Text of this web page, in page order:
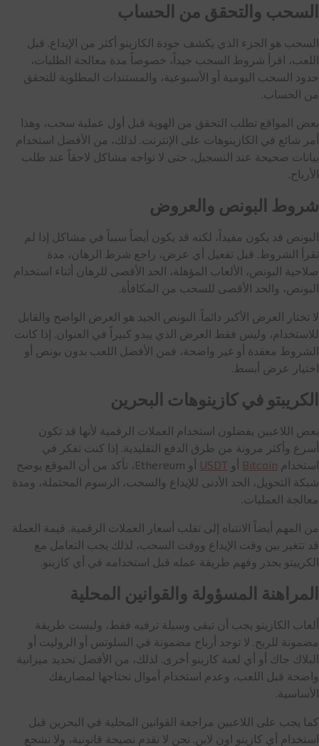
السحب والتحقق من الحساب
السحب هو الجزء الذي يكشف جودة الكازينو أكثر من الإيداع. قبل
اللعب، اقرأ شروط السحب جيداً، خصوصاً مدة معالجة الطلبات،
حدود السحب اليومية أو الأسبوعية، والمستندات المطلوبة للتحقق
من الحساب.
بعض المواقع تطلب التحقق من الهوية قبل أول عملية سحب، وهذا
أمر شائع في الكازينوهات على الإنترنت. لذلك، من الأفضل استخدام
بيانات صحيحة عند التسجيل، حتى لا تواجه مشاكل لاحقاً عند طلب
الأرباح.
شروط البونص والعروض
البونص قد يكون مفيداً، لكنه قد يكون أيضاً سبباً في مشاكل إذا لم
تقرأ الشروط. قبل تفعيل أي عرض، راجع شرط الرهان، مدة
صلاحية البونص، الألعاب المؤهلة، الحد الأقصى للرهان أثناء استخدام
البونص، والحد الأقصى للسحب من المكافأة.
لا تختار العرض الأكبر دائماً. البونص الجيد هو العرض الواضح والقابل
للاستخدام، وليس فقط العرض الذي يبدو كبيراً في العنوان. إذا كانت
الشروط معقدة أو غير واضحة، فمن الأفضل اللعب بدون بونص أو
اختيار عرض أبسط.
الكريبتو في كازينوهات البحرين
بعض اللاعبين يفضلون استخدام العملات الرقمية لأنها قد تكون
أسرع وأكثر مرونة من طرق الدفع التقليدية. إذا كنت تفكر في
استخدام Bitcoin أو USDT
أو Ethereum، تأكد من أن الموقع يوضح
شبكة التحويل، الحد الأدنى للإيداع والسحب، الرسوم المحتملة، ومدة
معالجة العمليات.
من المهم أيضاً الانتباه إلى تقلب أسعار العملات الرقمية. قيمة العملة
قد تتغير بين وقت الإيداع ووقت السحب، لذلك يجب التعامل مع
الكريبتو بحذر وفهم طريقة عمله قبل استخدامه في أي كازينو.
المراهنة المسؤولة والقوانين المحلية
ألعاب الكازينو يجب أن تبقى وسيلة ترفيه فقط، وليست طريقة
مضمونة للربح. لا توجد أرباح مضمونة في السلوتس أو الروليت أو
البلاك جاك أو أي لعبة كازينو أخرى. لذلك، من الأفضل تحديد ميزانية
واضحة قبل اللعب، وعدم استخدام أموال تحتاجها لمصاريفك
الأساسية.
كما يجب على اللاعبين مراجعة القوانين المحلية في البحرين قبل
استخدام أي كازينو اون لاين. نحن لا نقدم نصيحة قانونية، ولا نشجع